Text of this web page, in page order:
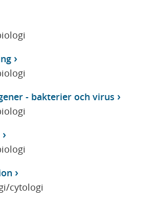
- bakterier och virus
cytologi